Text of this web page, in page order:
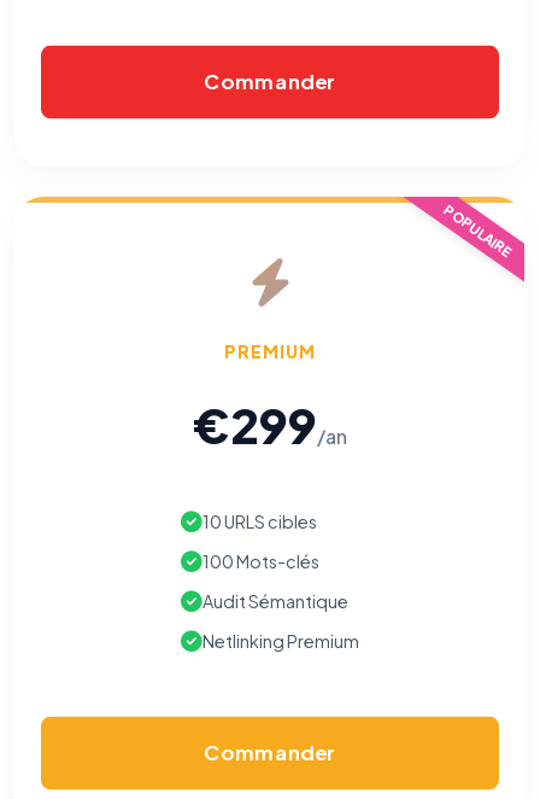
Commander
POPULAIRE
PREMIUM
€299/an
10 URLS cibles
100 Mots-clés
Audit Sémantique
Netlinking Premium
Commander